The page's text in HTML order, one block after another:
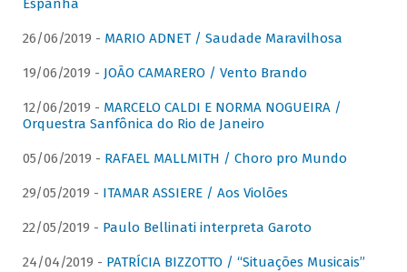
Espanha
26/06/2019 - MARIO ADNET / Saudade Maravilhosa
19/06/2019 - JOÃO CAMARERO / Vento Brando
12/06/2019 - MARCELO CALDI E NORMA NOGUEIRA /
Orquestra Sanfônica do Rio de Janeiro
05/06/2019 - RAFAEL MALLMITH / Choro pro Mundo
29/05/2019 - ITAMAR ASSIERE / Aos Violões
22/05/2019 - Paulo Bellinati interpreta Garoto
24/04/2019 - PATRÍCIA BIZZOTTO / “Situações Musicais”